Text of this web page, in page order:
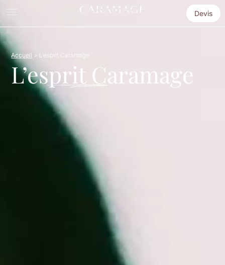
Devis
Accueil > L’esprit Caramage
L’esprit Caramage